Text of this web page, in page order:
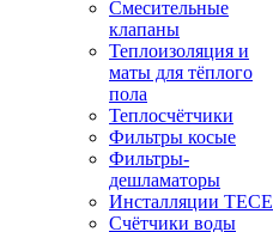
Смесительные
клапаны
Теплоизоляция и
маты для тёплого
пола
Теплосчётчики
Фильтры косые
Фильтры-
дешламаторы
Инсталляции TECE
Счётчики воды